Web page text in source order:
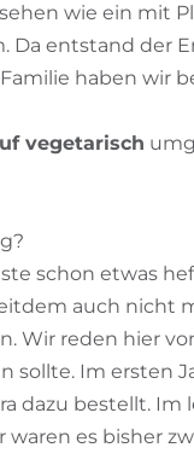
wie ein mit
Da entstand der
haben wir
vegetarisch
schon etwas
auch nicht
Wir reden hier
sollte. Im ersten
dazu bestellt. Im
es bisher